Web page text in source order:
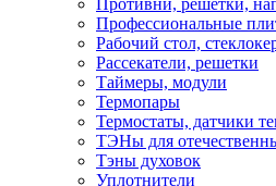
Противни, решетки,
Профессиональные
Рабочий стол,
Рассекатели, решетки
Таймеры, модули
Термопары
Термостаты, датчики
ТЭНы для
Тэны духовок
Уплотнители